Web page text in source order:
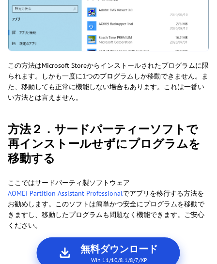
この方法はMicrosoft Storeからインストールされたプログラムに限
られます。しかも一度に1つのプログラムしか移動できません。ま
た、移動しても正常に機能しない場合もあります。これは一番い
い方法とは言えません。
方法２．サードパーティーソフトで
再インストールせずにプログラムを
移動する
ここではサードパーティ製ソフトウェア
AOMEI Partition Assistant Professionalでアプリを移行する方法を
お勧めします。このソフトは簡単かつ安全にプログラムを移動で
きますし、移動したプログラムも問題なく機能できます。ご安心
ください。
無料ダウンロード
Win 11/10/8.1/8/7/XP